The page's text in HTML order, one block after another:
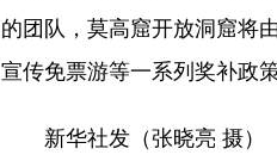
的团队，莫高窟开放洞窟将
宣传免票游等一系列奖补政
新华社发（张晓亮 摄）